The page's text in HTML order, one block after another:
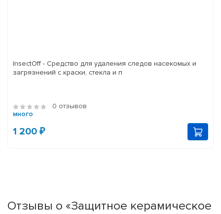
InsectOff - Средство для удаления следов насекомых и
загрязнений с краски, стекла и п
0 отзывов
много
1 200 ₽
Отзывы о «Защитное керамическое